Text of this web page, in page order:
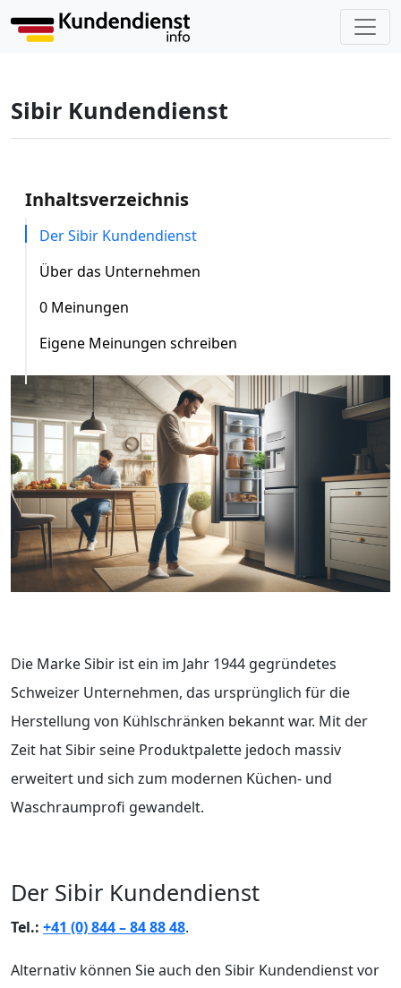
Sibir Kundendienst
Inhaltsverzeichnis
Der Sibir Kundendienst
Über das Unternehmen
0 Meinungen
Eigene Meinungen schreiben
Die Marke Sibir ist ein im Jahr 1944 gegründetes
Schweizer Unternehmen, das ursprünglich für die
Herstellung von Kühlschränken bekannt war. Mit der
Zeit hat Sibir seine Produktpalette jedoch massiv
erweitert und sich zum modernen Küchen- und
Waschraumprofi gewandelt.
Der Sibir Kundendienst
Tel.: +41 (0) 844 – 84 88 48.
Alternativ können Sie auch den Sibir Kundendienst vor